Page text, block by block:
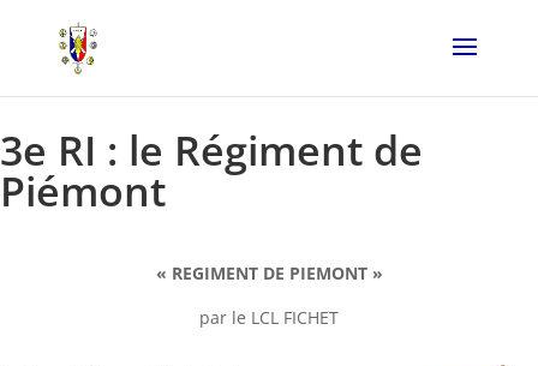
3e RI : le Régiment de
Piémont
« REGIMENT DE PIEMONT »
par le LCL FICHET